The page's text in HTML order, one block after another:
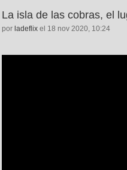
La isla de las cobras, el
por ladeflix el 18 nov 2020, 10:24